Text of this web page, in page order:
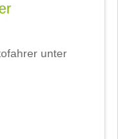
unter